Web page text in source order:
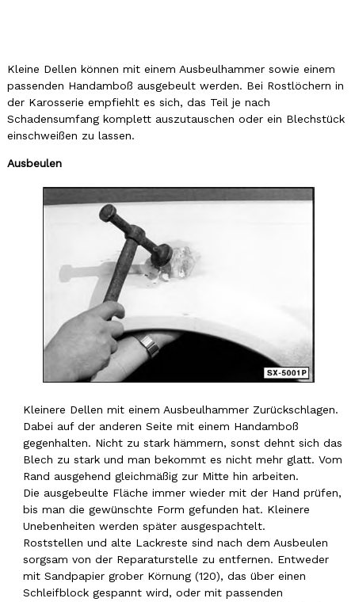
Kleine Dellen können mit einem Ausbeulhammer sowie einem
passenden Handamboß ausgebeult werden. Bei Rostlöchern in
der Karosserie empfiehlt es sich, das Teil je nach
Schadensumfang komplett auszutauschen oder ein Blechstück
einschweißen zu lassen.
Ausbeulen
Kleinere Dellen mit einem Ausbeulhammer Zurückschlagen.
Dabei auf der anderen Seite mit einem Handamboß
gegenhalten. Nicht zu stark hämmern, sonst dehnt sich das
Blech zu stark und man bekommt es nicht mehr glatt. Vom
Rand ausgehend gleichmäßig zur Mitte hin arbeiten.
Die ausgebeulte Fläche immer wieder mit der Hand prüfen,
bis man die gewünschte Form gefunden hat. Kleinere
Unebenheiten werden später ausgespachtelt.
Roststellen und alte Lackreste sind nach dem Ausbeulen
sorgsam von der Reparaturstelle zu entfernen. Entweder
mit Sandpapier grober Körnung (120), das über einen
Schleifblock gespannt wird, oder mit passenden